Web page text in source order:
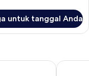
untuk tanggal Anda
WOT